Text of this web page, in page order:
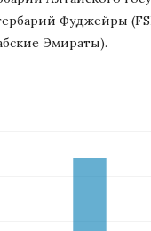
Фуджейры
Эмираты).